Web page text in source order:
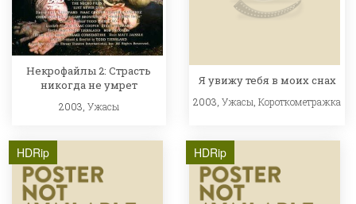
Некрофайлы 2: Страсть
никогда не умрет
2003, Ужасы
Я увижу тебя в моих снах
2003,Ужасы ,Короткометражка
HDRip HDRip